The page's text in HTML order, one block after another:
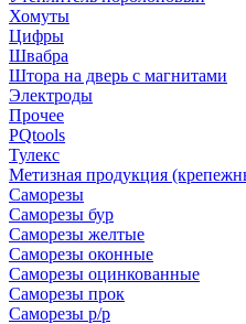
Хомуты
Цифры
Швабра
Штора на дверь с магнитами
Электроды
Прочее
PQtools
Тулекс
Метизная продукция
Саморезы
Саморезы бур
Саморезы желтые
Саморезы оконные
Саморезы оцинкованные
Саморезы прок
Саморезы р/р